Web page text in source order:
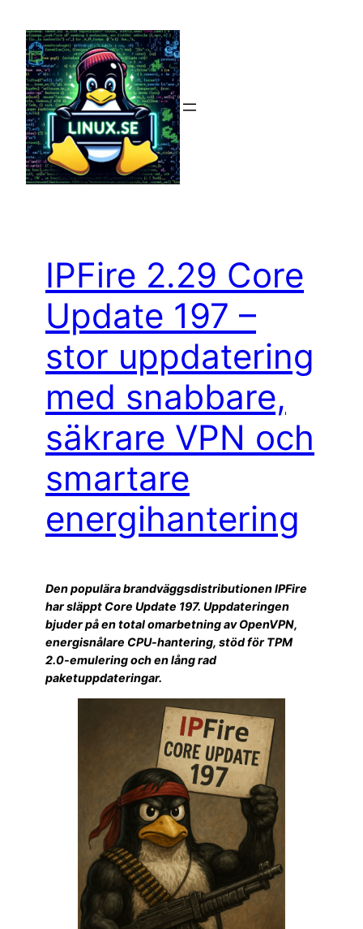
innehåll
IPFire 2.29 Core
Update 197 –
stor uppdatering
med snabbare,
säkrare VPN och
smartare
energihantering
Den populära brandväggsdistributionen IPFire
har släppt Core Update 197. Uppdateringen
bjuder på en total omarbetning av OpenVPN,
energisnålare CPU-hantering, stöd för TPM
2.0-emulering och en lång rad
paketuppdateringar.